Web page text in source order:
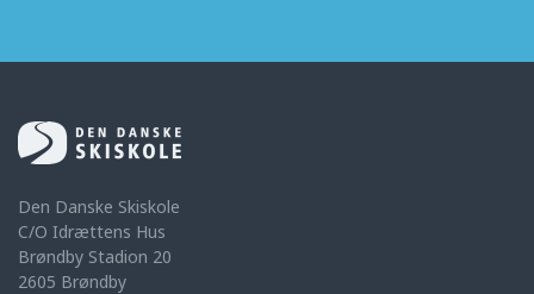
Den Danske Skiskole
C/O Idrættens Hus
Brøndby Stadion 20
2605 Brøndby